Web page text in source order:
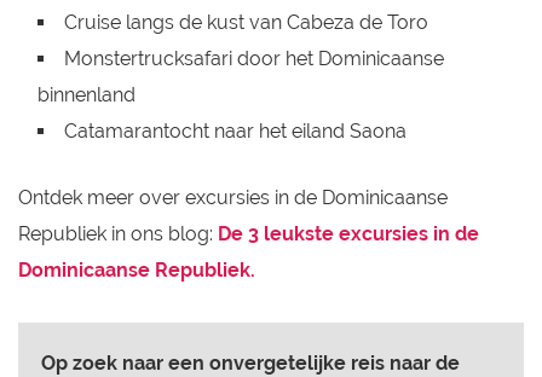
Cruise langs de kust van Cabeza de Toro
Monstertrucksafari door het Dominicaanse
binnenland
Catamarantocht naar het eiland Saona
Ontdek meer over excursies in de Dominicaanse
Republiek in ons blog: De 3 leukste excursies in de
Dominicaanse Republiek.
Op zoek naar een onvergetelijke reis naar de